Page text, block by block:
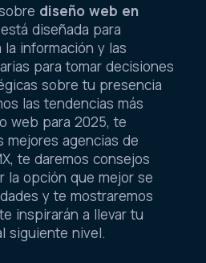
diseño web en
está diseñada para
información y las
para tomar decisiones
sobre tu presencia
las tendencias más
web para 2025, te
mejores agencias de
te daremos consejos
la opción que mejor se
y te mostraremos
inspirarán a llevar tu
siguiente nivel.